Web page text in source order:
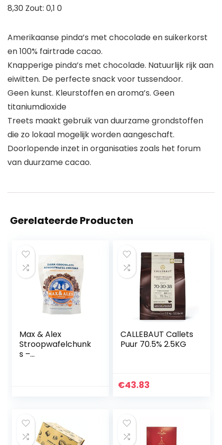
8,30 Zout: 0,1 0
Amerikaanse pinda’s met chocolade en suikerkorst
en 100% fairtrade cacao.
Knapperige pinda’s met chocolade. Natuurlijk rijk aan
eiwitten. De perfecte snack voor tussendoor.
Geen kunst. Kleurstoffen en aroma’s. Geen
titaniumdioxide
Treets maakt gebruik van duurzame grondstoffen
die zo lokaal mogelijk worden aangeschaft.
Doorlopende inzet in organisaties zoals het forum
van duurzame cacao.
Gerelateerde Producten
Max & Alex
Stroopwafelchunk
s –
CALLEBAUT Callets
Puur 70.5% 2.5KG
€43.83